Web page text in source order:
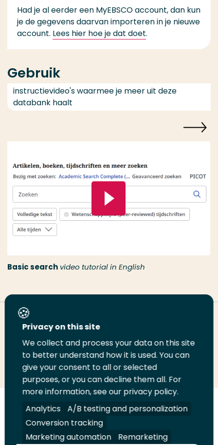
Had je al eerder een MyEBSCO account, dan kun
je de gegevens daarvan importeren in je nieuwe
account. Lees hier hoe je dat doet.
Gebruik
instructievideo's waarmee je meer uit deze
databank haalt
Basic search video tutorial in English
Deel deze pagina
Deel
LinkedIn
Deel
op
Twitter
Deel
op
Facebook
Email
deze
pagina
Print
deze
pagina
Volg
ons
op
Volg
ons
op
Volg
ons
op
Volg
ons
op
Juridisch Security A-Z Index
Contact
Privacy on this site
We collect and process your data on this site
to better understand how it is used. You can
give your consent to all or selected
purposes, or you can decline them all. For
more information, see our privacy policy.
Analytics
A/B testing and personalization
Conversion tracking
Marketing automation
Remarketing